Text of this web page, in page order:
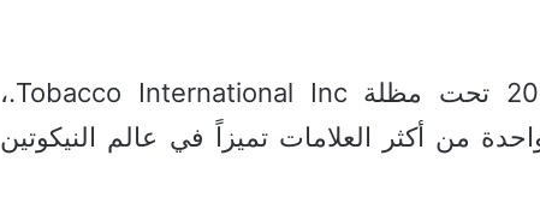
تأسست Rebel عام 2018 تحت مظلة Tobacco International Inc.،
من أكثر العلامات تميزاً في عالم النيكوتين